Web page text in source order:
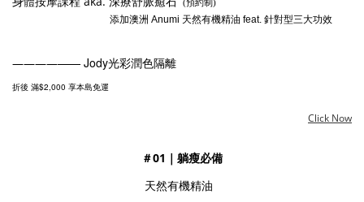
(預約制)
添加澳洲 Anumi 天然有機精油 feat. 針對型三大功效
—————— Jody光彩潤色隔離
折後 滿$2,000 享本島免運
Click Now
＃01｜躺瘦必備
天然有機精油